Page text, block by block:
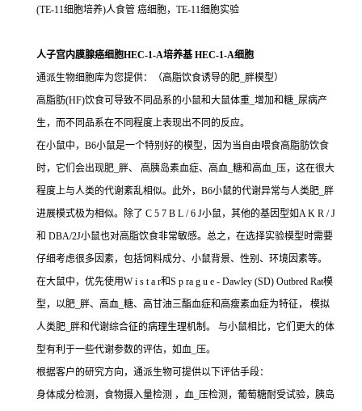
(TE-11细胞培养)人食管 癌细胞，TE-11细胞实验
人子宫内膜腺癌细胞HEC-1-A培养基 HEC-1-A细胞
通派生物细胞库为您提供：（高脂饮食诱导的肥_胖模型）
高脂肪(HF)饮食可导致不同品系的小鼠和大鼠体重_增加和糖_尿病产
生，而不同品系在不同程度上表现出不同的反应。
在小鼠中，B6小鼠是一个特别好的模型，因为当自由喂食高脂肪饮食
时，它们会出现肥_胖、 高胰岛素血症、高血_糖和高血_压，这在很大
程度上与人类的代谢紊乱相似。此外，B6小鼠的代谢异常与人类肥_胖
进展模式极为相似。除了 C 5 7 B L / 6 J小鼠，其他的基因型如A K R / J
和 DBA/2J小鼠也对高脂饮食非常敏感。总之，在选择实验模型时需要
仔细考虑很多因素，包括饲料成分、小鼠背景、性别、环境因素等。
在大鼠中，优先使用W i s t a r和S p ra g u e - Dawley (SD) Outbred Rat模
型，以肥_胖、高血_糖、高甘油三酯血症和高瘦素血症为特征， 模拟
人类肥_胖和代谢综合征的病理生理机制。 与小鼠相比，它们更大的体
型有利于一些代谢参数的评估，如血_压。
根据客户的研究方向，通派生物可提供以下评估手段：
身体成分检测，食物摄入量检测 ，血_压检测，葡萄糖耐受试验，胰岛